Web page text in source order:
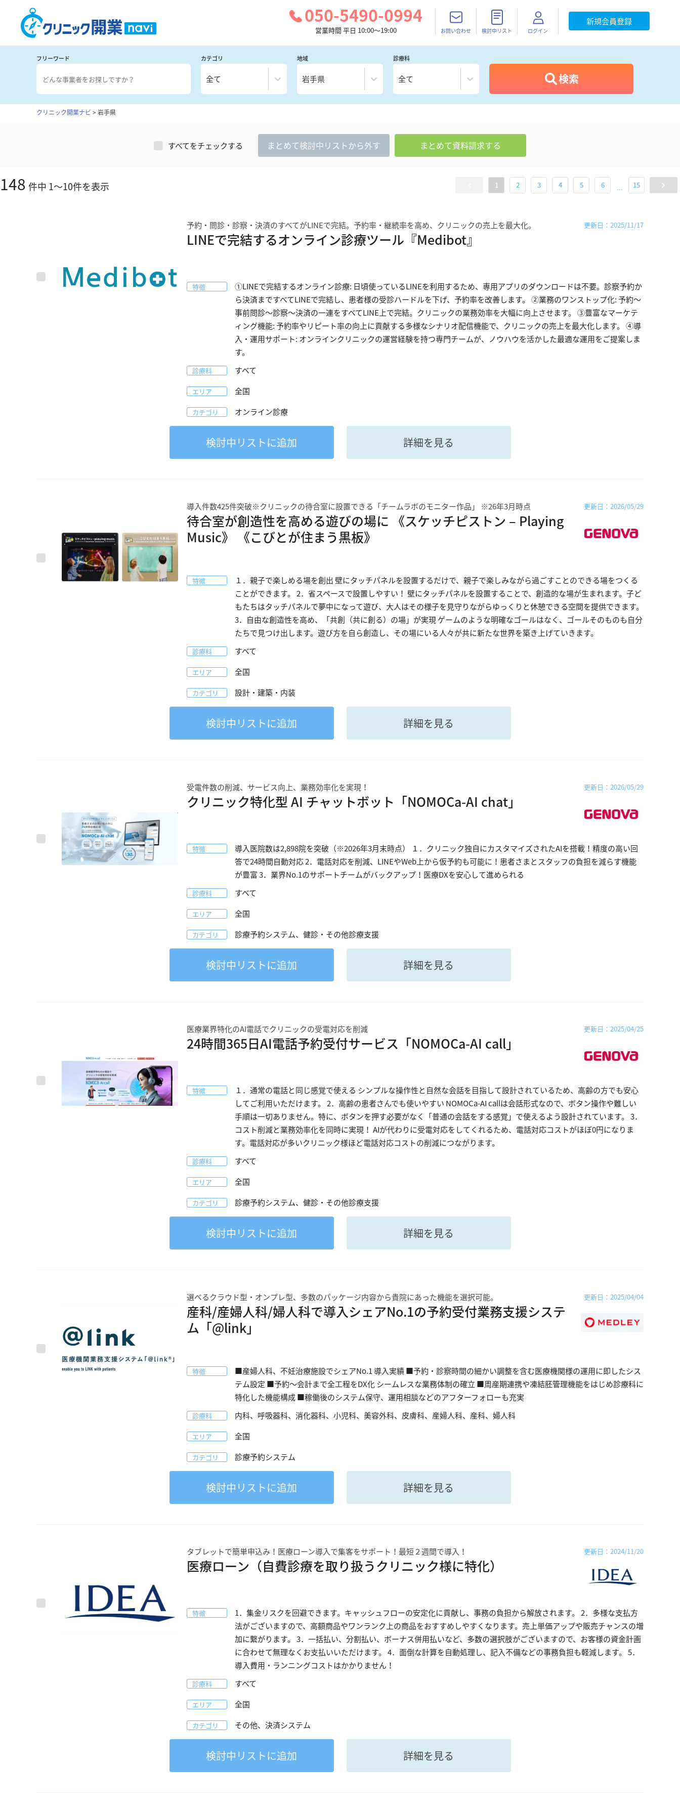
050-5490-0994
営業時間 平日 10:00～19:00 お問い合わせ 検討中リスト ログイン
新規会員登録
フリーワード カテゴリ
全て
地域
岩手県
診療科
全て 検索
クリニック開業ナビ >岩手県
すべてをチェックする まとめて検討中リストから外す まとめて資料請求する
148 件中 1～10件を表示 1 2 3 4 5 6 ... 15
予約・問診・診察・決済のすべてがLINEで完結。予約率・継続率を高め、クリニックの売上を最大化。
LINEで完結するオンライン診療ツール『Medibot』
更新日：2025/11/17
特徴
①LINEで完結するオンライン診療: 日頃使っているLINEを利用するため、専用アプリのダウンロードは不要。診察予約か
ら決済まですべてLINEで完結し、患者様の受診ハードルを下げ、予約率を改善します。 ②業務のワンストップ化: 予約〜
事前問診〜診察〜決済の一連をすべてLINE上で完結。クリニックの業務効率を大幅に向上させます。 ③豊富なマーケテ
ィング機能: 予約率やリピート率の向上に貢献する多様なシナリオ配信機能で、クリニックの売上を最大化します。 ④導
入・運用サポート: オンラインクリニックの運営経験を持つ専門チームが、ノウハウを活かした最適な運用をご提案しま
す。
診療科 すべて
エリア 全国
カテゴリ オンライン診療
検討中 リストに追加 詳細を見る
導入件数425件突破※クリニックの待合室に設置できる「チームラボのモニター作品」 ※26年3月時点
待合室が創造性を高める遊びの場に 《スケッチピストン – Playing
Music》 《こびとが住まう黒板》
更新日：2026/05/29
特徴
１．親子で楽しめる場を創出 壁にタッチパネルを設置するだけで、親子で楽しみながら過ごすことのできる場をつくる
ことができます。 2．省スペースで設置しやすい！ 壁にタッチパネルを設置することで、創造的な場が生まれます。子ど
もたちはタッチパネルで夢中になって遊び、大人はその様子を見守りながらゆっくりと休憩できる空間を提供できます。
3．自由な創造性を高め、「共創（共に創る）の場」が実現 ゲームのような明確なゴールはなく、ゴールそのものも自分
たちで見つけ出します。遊び方を自ら創造し、その場にいる人々が共に新たな世界を築き上げていきます。
診療科 すべて
エリア 全国
カテゴリ 設計・建築・内装
検討中 リストに追加 詳細を見る
受電件数の削減、サービス向上、業務効率化を実現！
クリニック特化型 AI チャットボット「NOMOCa-AI chat」
更新日：2026/05/29
特徴
導入医院数は2,898院を突破（※2026年3月末時点） １．クリニック独自にカスタマイズされたAIを搭載！精度の高い回
答で24時間自動対応 2．電話対応を削減、LINEやWeb上から仮予約も可能に！患者さまとスタッフの負担を減らす機能
が豊富 3．業界No.1のサポートチームがバックアップ！医療DXを安心して進められる
診療科 すべて
エリア 全国
カテゴリ 診療予約システム、健診・その他診療支援
検討中 リストに追加 詳細を見る
医療業界特化のAI電話でクリニックの受電対応を削減
24時間365日AI電話予約受付サービス「NOMOCa-AI call」
更新日：2025/04/25
特徴
１．通常の電話と同じ感覚で使える シンプルな操作性と自然な会話を目指して設計されているため、高齢の方でも安心
してご利用いただけます。 2．高齢の患者さんでも使いやすい NOMOCa-AI callは会話形式なので、ボタン操作や難しい
手順は一切ありません。特に、ボタンを押す必要がなく「普通の会話をする感覚」で使えるよう設計されています。 3．
コスト削減と業務効率化を同時に実現！ AIが代わりに受電対応をしてくれるため、電話対応コストがほぼ0円になりま
す。電話対応が多いクリニック様ほど電話対応コストの削減につながります。
診療科 すべて
エリア 全国
カテゴリ 診療予約システム、健診・その他診療支援
検討中 リストに追加 詳細を見る
選べるクラウド型・オンプレ型、多数のパッケージ内容から貴院にあった機能を選択可能。
産科/産婦人科/婦人科で導入シェアNo.1の予約受付業務支援システ
ム「@link」
更新日：2025/04/04
特徴
■産婦人科、不妊治療施設でシェアNo.1 導入実績 ■予約・診察時間の細かい調整を含む医療機関様の運用に即したシス
テム設定 ■予約～会計まで全工程をDX化 シームレスな業務体制の確立 ■周産期連携や凍結胚管理機能をはじめ診療科に
特化した機能構成 ■稼働後のシステム保守、運用相談などのアフターフォローも充実
診療科 内科、呼吸器科、消化器科、小児科、美容外科、皮膚科、産婦人科、産科、婦人科
エリア 全国
カテゴリ 診療予約システム
検討中 リストに追加 詳細を見る
タブレットで簡単申込み！医療ローン導入で集客をサポート！最短２週間で導入！
医療ローン（自費診療を取り扱うクリニック様に特化）
更新日：2024/11/20
特徴
1．集金リスクを回避できます。キャッシュフローの安定化に貢献し、事務の負担から解放されます。 2．多様な支払方
法がございますので、高額商品やワンランク上の商品をおすすめしやすくなります。売上単価アップや販売チャンスの増
加に繋がります。 3．一括払い、分割払い、ボーナス併用払いなど、多数の選択肢がございますので、お客様の資金計画
に合わせて無理なくお支払いいただけます。 4．面倒な計算を自動処理し、記入不備などの事務負担も軽減します。 5．
導入費用・ランニングコストはかかりません！
診療科 すべて
エリア 全国
カテゴリ その他、決済システム
検討中 リストに追加 詳細を見る